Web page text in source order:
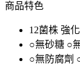
商品特色
12菌株 強
○無砂糖 ○
○無防腐劑